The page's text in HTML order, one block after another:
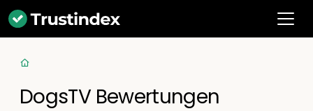
DogsTV Bewertungen